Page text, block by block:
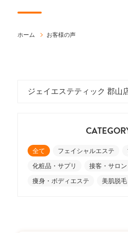
ホーム お客様の声
全て フェイシャルエステ
化粧品・サプリ 接客・サロン
痩身・ボディエステ 美肌脱毛